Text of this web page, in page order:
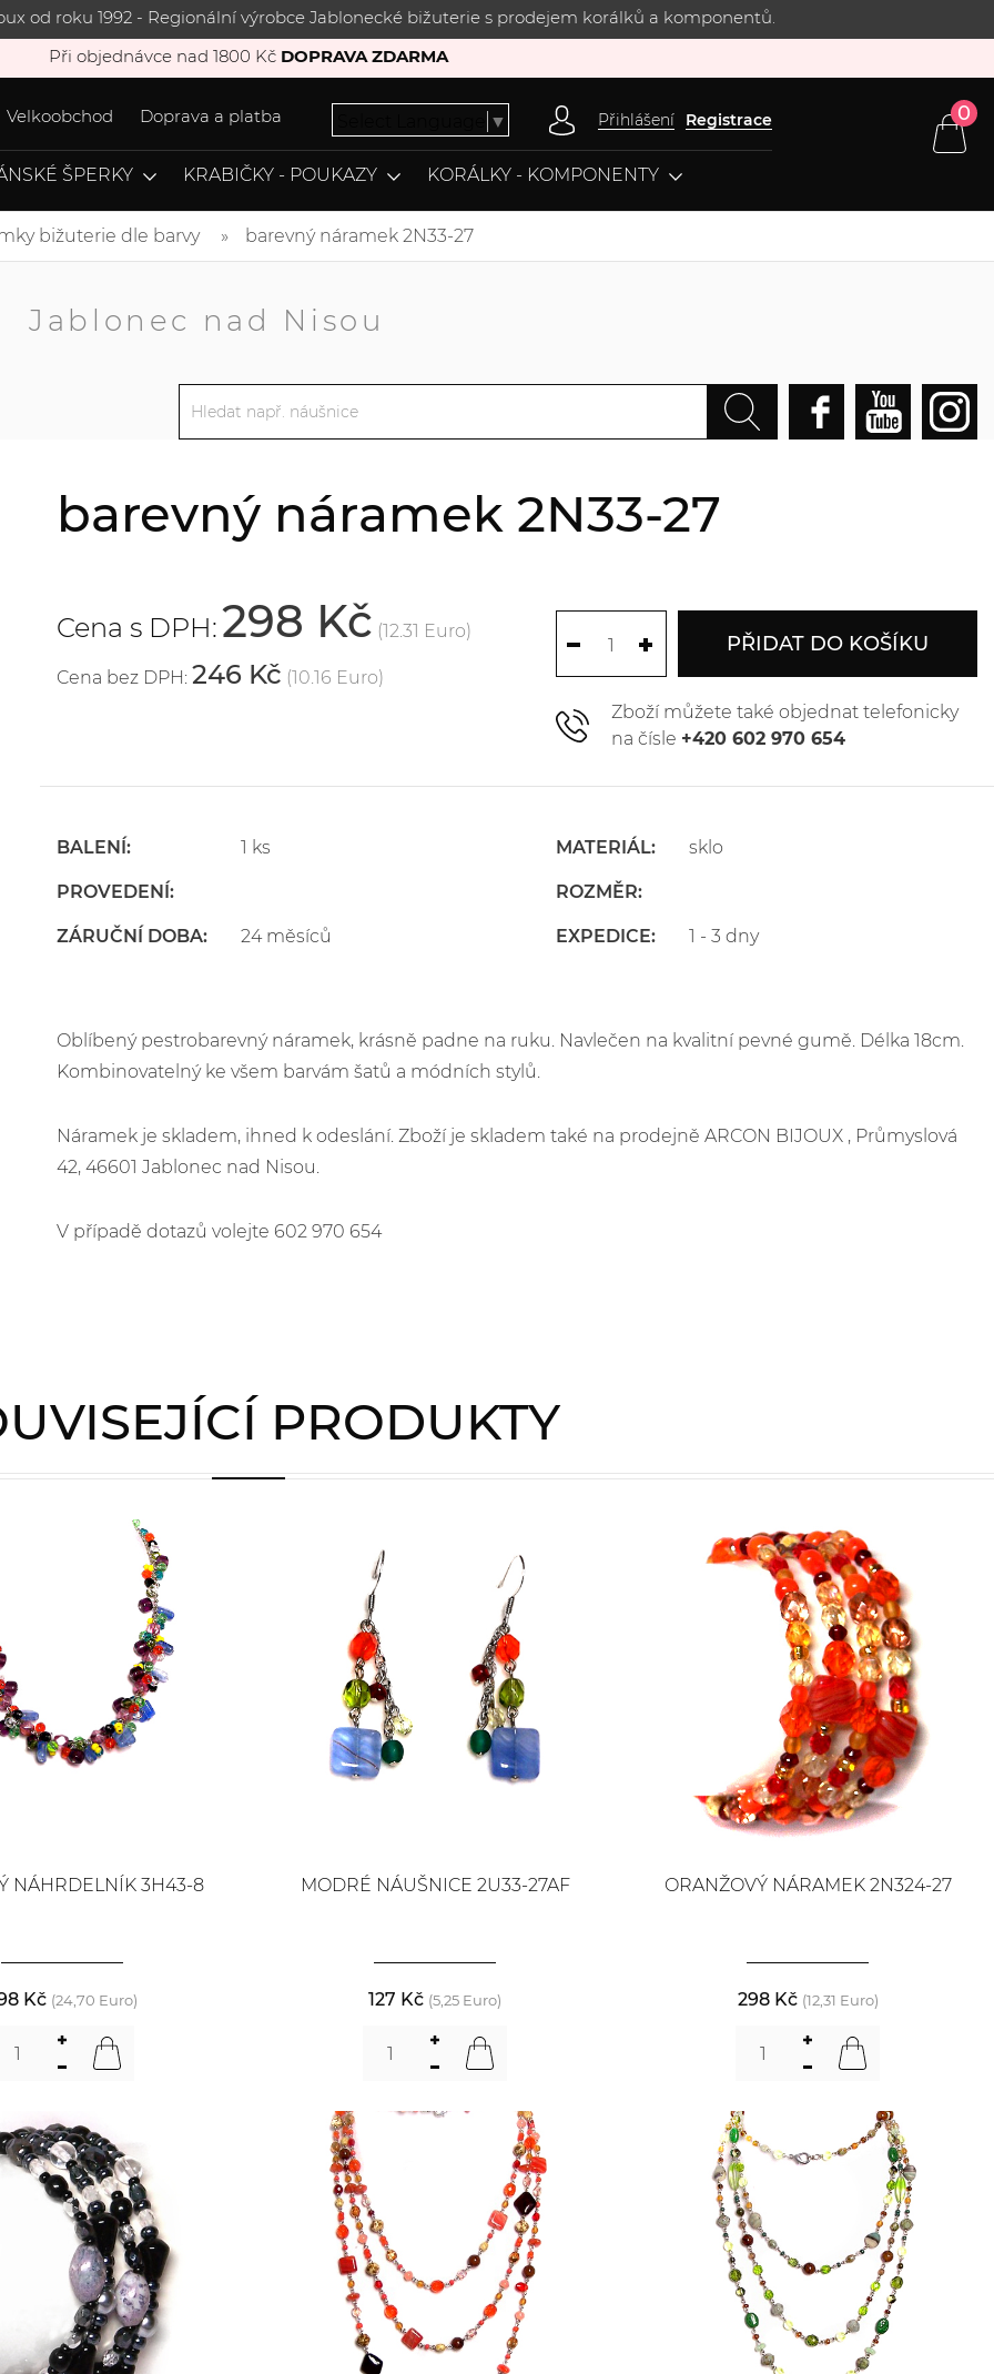
od roku 1992 - Regionální výrobce Jablonecké bižuterie s prodejem korálků a komponentů.
Při objednávce nad 1800 Kč DOPRAVA ZDARMA
Velkoobchod Doprava a platba ▼ Přihlášení Registrace 0
ŠPERKY KRABIČKY - POUKAZY KORÁLKY - KOMPONENTY
bižuterie dle barvy barevný náramek 2N33-27
Jablonec nad Nisou
barevný náramek 2N33-27
Cena s DPH:298 Kč (12.31 Euro)
Cena bez DPH: 246 Kč (10.16 Euro)
PŘIDAT DO KOŠÍKU
Zboží můžete také objednat telefonicky
na čísle +420 602 970 654
BALENÍ: 1 ks
PROVEDENÍ:
ZÁRUČNÍ DOBA: 24 měsíců
MATERIÁL: sklo
ROZMĚR:
EXPEDICE: 1 - 3 dny
Oblíbený pestrobarevný náramek, krásně padne na ruku. Navlečen na kvalitní pevné gumě. Délka 18cm.
Kombinovatelný ke všem barvám šatů a módních stylů.
Náramek je skladem, ihned k odeslání. Zboží je skladem také na prodejně ARCON BIJOUX , Průmyslová
42, 46601 Jablonec nad Nisou.
V případě dotazů volejte 602 970 654
PRODUKTY
NÁHRDELNÍK 3H43-8
Kč (24,70 Euro)
MODRÉ NÁUŠNICE 2U33-27AF
127 Kč (5,25 Euro)
ORANŽOVÝ NÁRAMEK 2N324-27
298 Kč (12,31 Euro)